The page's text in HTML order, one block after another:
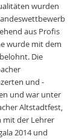
wurden
aus Profis
wurde mit dem
Die
und -
und war unter
Altstadtfest,
mit der Lehrer
2014 und